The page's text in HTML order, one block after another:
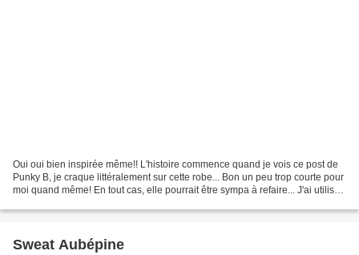
Oui oui bien inspirée même!! L'histoire commence quand je vois ce post de
Punky B, je craque littéralement sur cette robe... Bon un peu trop courte pour
moi quand même! En tout cas, elle pourrait être sympa à refaire... J'ai utilisé
Sweat Aubépine